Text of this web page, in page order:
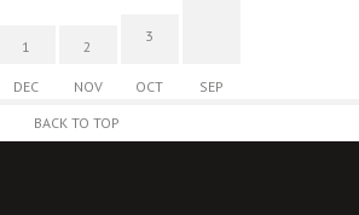
1
DEC
2
NOV
3
OCT
SEP
BACK TO TOP